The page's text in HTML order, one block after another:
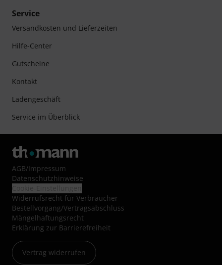
Service
Versandkosten und Lieferzeiten
Hilfe-Center
Gutscheine
Kontakt
Ladengeschäft
Service im Überblick
AGB/Impressum
Datenschutzhinweise
Widerrufsrecht für Verbraucher
Bestellvorgang/Vertragsabschluss
Mängelhaftungsrecht
Erklärung zur Barrierefreiheit
Vertrag widerrufen